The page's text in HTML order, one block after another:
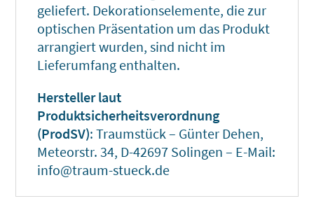
geliefert. Dekorationselemente, die zur
optischen Präsentation um das Produkt
arrangiert wurden, sind nicht im
Lieferumfang enthalten.
Hersteller laut
Produktsicherheitsverordnung
(ProdSV): Traumstück – Günter Dehen,
Meteorstr. 34, D-42697 Solingen – E-Mail:
info@traum-stueck.de